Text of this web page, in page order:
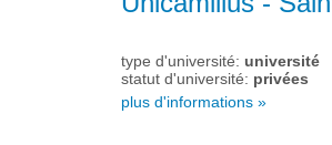
type d'université: université
statut d'université: privées
plus d'informations »